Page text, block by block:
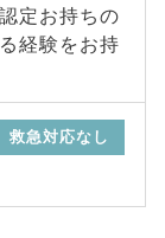
定お持ちの
経験をお持
救急対応なし